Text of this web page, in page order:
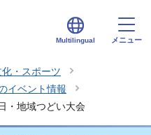
Multilingual メニュー
・スポーツ
イベント情報
・地域つどい大会